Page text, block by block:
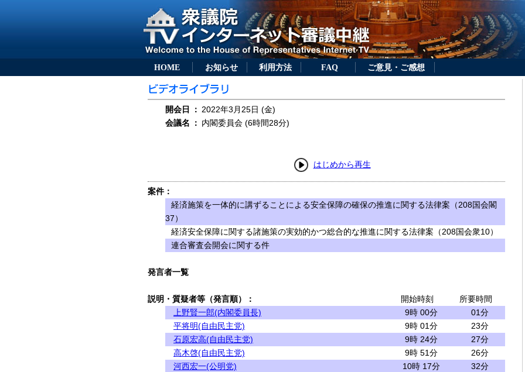
HOME お知らせ 利用方法 FAQ ご意見・ご感想
開会日 ： 2022年3月25日 (金)
会議名
： 内閣委員会 (6時間28分)
はじめから再生
案件：
経済施策を一体的に講ずることによる安全保障の確保の推進に関する法律案（208国会閣
37）
経済安全保障に関する諸施策の実効的かつ総合的な推進に関する法律案（208国会衆10）
連合審査会開会に関する件
発言者一覧
説明・質疑者等（発言順）： 開始時刻
所要時間
上野賢一郎(内閣委員長)
9時 00分
01分
平将明(自由民主党)
9時 01分
23分
石原宏高(自由民主党)
9時 24分
27分
高木啓(自由民主党)
9時 51分
26分
河西宏一(公明党)
10時 17分
32分